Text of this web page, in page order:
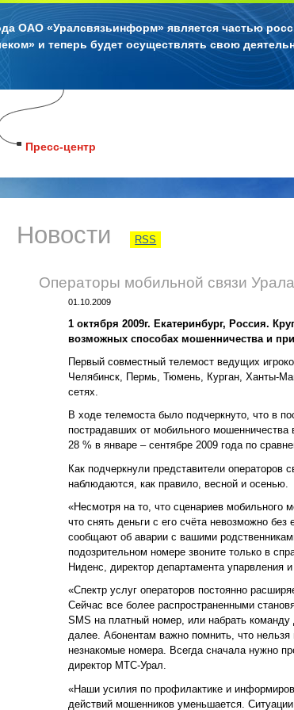
ОАО «Уралсвязьинформ» является частью
и теперь будет осуществлять свою
Пресс-центр
Новости RSS
Операторы мобильной связи
01.10.2009
1 октября 2009г. Екатеринбург, Россия.
возможных способах мошенничества и
Первый совместный телемост ведущих
Челябинск, Пермь, Тюмень, Курган, Ханты-
сетях.
В ходе телемоста было подчеркнуто, что в
пострадавших от мобильного
28 % в январе – сентябре 2009 года по
Как подчеркнули представители операторов
наблюдаются, как правило, весной и осенью.
«Несмотря на то, что сценариев мобильного
что снять деньги с его счёта невозможно
сообщают об аварии с вашими
подозрительном номере звоните только в
Ниденс, директор департамента
«Спектр услуг операторов постоянно
Сейчас все более распространенными
SMS на платный номер, или набрать
далее. Абонентам важно помнить, что
незнакомые номера. Всегда сначала нужно
директор МТС-Урал.
«Наши усилия по профилактике и
действий мошенников уменьшается.